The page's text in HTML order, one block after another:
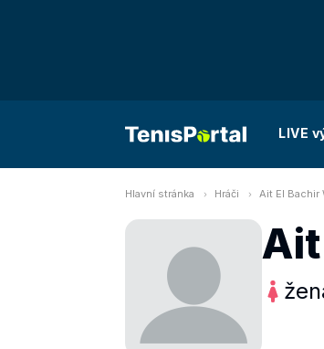
LIVE
Hlavní stránka Hráči Ait El Bachir